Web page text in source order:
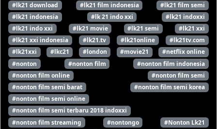
#lk21 download
#lk21 film indonesia
#lk21 film semi
#lk21 indonesia
#lk 21 indo xxi
#lk21 indoxxi
#lk21 indo xxi
#lk21 movie #lk21 semi
#lk21 xxi
#lk21 xxi indonesia
#lk21.tv #lk21online
#lk21tv.com
#lk21xxi
#lkc21 #london #movie21
#netflix online
#nonton
#nonton film
#nonton film indonesia
#nonton film online
#nonton film semi
#nonton film semi barat
#nonton film semi korea
#nonton film semi online
#nonton film semi terbaru 2018 indoxxi
#nonton film streaming
#nontongo
#Nonton Lk21